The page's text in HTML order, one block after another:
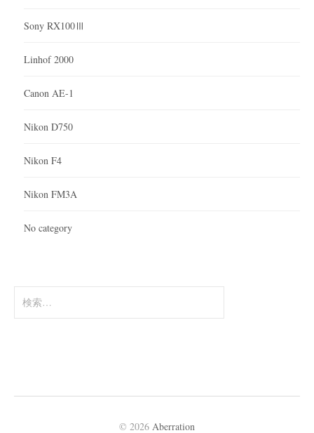
Sony RX100Ⅲ
Linhof 2000
Canon AE-1
Nikon D750
Nikon F4
Nikon FM3A
No category
索:
© 2026 Aberration